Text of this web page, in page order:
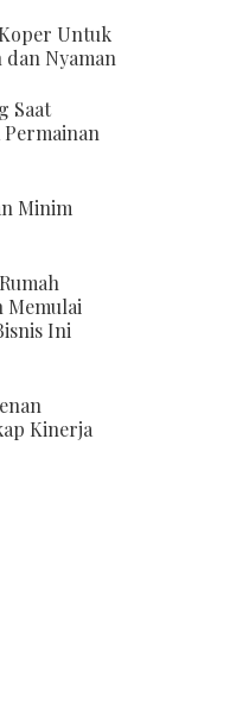
Untuk
Nyaman
Saat
Permainan
Minim
Memulai
Ini
Kinerja